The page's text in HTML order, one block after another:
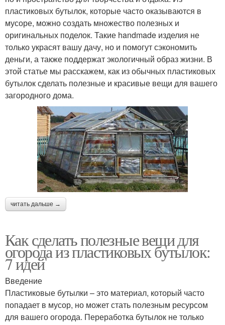
пластиковых бутылок, которые часто оказываются в
мусоре, можно создать множество полезных и
оригинальных поделок. Такие handmade изделия не
только украсят вашу дачу, но и помогут сэкономить
деньги, а также поддержат экологичный образ жизни. В
этой статье мы расскажем, как из обычных пластиковых
бутылок сделать полезные и красивые вещи для вашего
загородного дома.
читать дальше →
Как сделать полезные вещи для
огорода из пластиковых бутылок:
7 идей
Введение
Пластиковые бутылки – это материал, который часто
попадает в мусор, но может стать полезным ресурсом
для вашего огорода. Переработка бутылок не только